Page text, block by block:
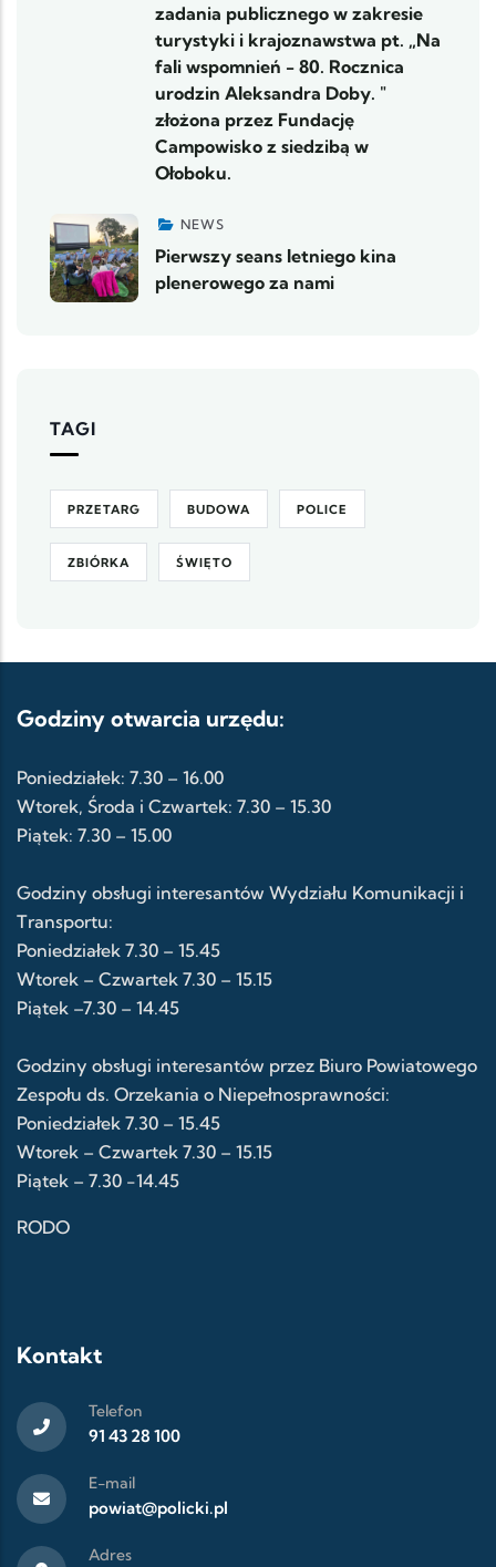
zadania publicznego w zakresie
turystyki i krajoznawstwa pt. „Na
fali wspomnień - 80. Rocznica
urodzin Aleksandra Doby. "
złożona przez Fundację
Campowisko z siedzibą w
Ołoboku.
NEWS
Pierwszy seans letniego kina
plenerowego za nami
TAGI
PRZETARG BUDOWA POLICE
ZBIÓRKA ŚWIĘTO
Godziny otwarcia urzędu:
Poniedziałek: 7.30 – 16.00
Wtorek, Środa i Czwartek: 7.30 – 15.30
Piątek: 7.30 – 15.00
Godziny obsługi interesantów Wydziału Komunikacji i
Transportu:
Poniedziałek 7.30 – 15.45
Wtorek – Czwartek 7.30 – 15.15
Piątek –7.30 – 14.45
Godziny obsługi interesantów przez Biuro Powiatowego
Zespołu ds. Orzekania o Niepełnosprawności:
Poniedziałek 7.30 – 15.45
Wtorek – Czwartek 7.30 – 15.15
Piątek – 7.30 -14.45
RODO
Kontakt
Telefon
91 43 28 100
E-mail
powiat@policki.pl
Adres